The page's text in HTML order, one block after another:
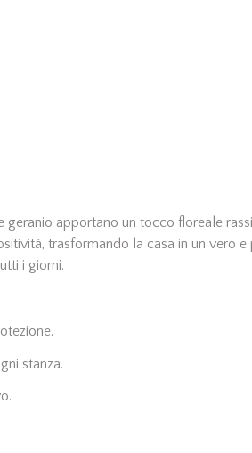
geranio apportano un tocco floreale
trasformando la casa in un vero
i giorni.
stanza.